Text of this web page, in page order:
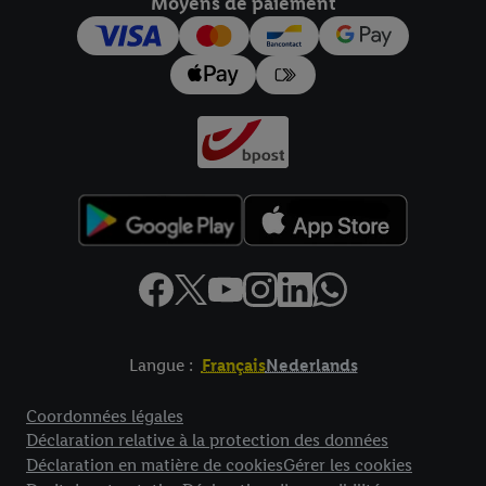
Langue : FrançaisNederlands
Coordonnées légales
Déclaration relative à la protection des données
Déclaration en matière de cookiesGérer les cookies
pour l’avenir dans notredéclaration relative à la protection des
données
Vous trouverez les impressions ici.